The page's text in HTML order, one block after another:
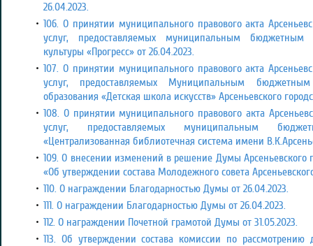
26.04.2023.
106. О принятии муниципального правового акта
услуг, предоставляемых муниципальным бюджетным
культуры «Прогресс» от 26.04.2023.
107. О принятии муниципального правового акта
услуг, предоставляемых Муниципальным
образования «Детская школа искусств» Арсеньевского
108. О принятии муниципального правового акта
услуг, предоставляемых муниципальным
«Централизованная библиотечная система имени
109. О внесении изменений в решение Думы Арсеньевского
«Об утверждении состава Молодежного совета
110. О награждении Благодарностью Думы от 26.04.2023.
111. О награждении Благодарностью Думы от 26.04.2023.
112. О награждении Почетной грамотой Думы от 31.05.2023.
113. Об утверждении состава комиссии по рассмотрению